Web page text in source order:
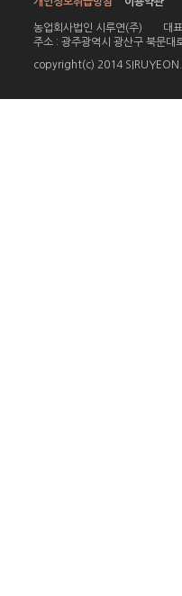
농업회사법인 시루연(주) 대
주소 : 광주광역시 광산구 북문대
copyright(c) 2014